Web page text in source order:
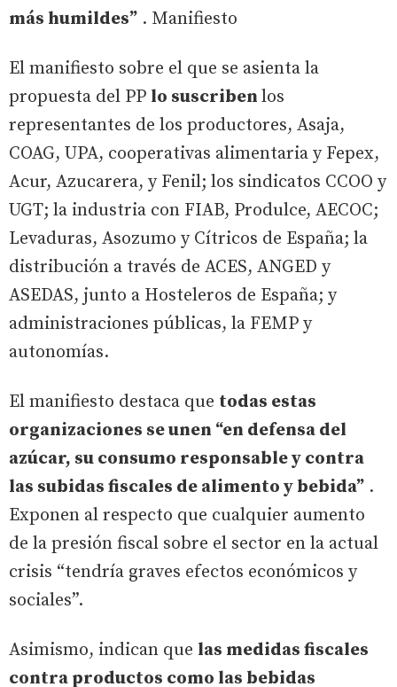
más humildes” . Manifiesto
El manifiesto sobre el que se asienta la
propuesta del PP lo suscriben los
representantes de los productores, Asaja,
COAG, UPA, cooperativas alimentaria y Fepex,
Acur, Azucarera, y Fenil; los sindicatos CCOO y
UGT; la industria con FIAB, Produlce, AECOC;
Levaduras, Asozumo y Cítricos de España; la
distribución a través de ACES, ANGED y
ASEDAS, junto a Hosteleros de España; y
administraciones públicas, la FEMP y
autonomías.
El manifiesto destaca que todas estas
organizaciones se unen “en defensa del
azúcar, su consumo responsable y contra
las subidas fiscales de alimento y bebida” .
Exponen al respecto que cualquier aumento
de la presión fiscal sobre el sector en la actual
crisis “tendría graves efectos económicos y
sociales”.
Asimismo, indican que las medidas fiscales
contra productos como las bebidas